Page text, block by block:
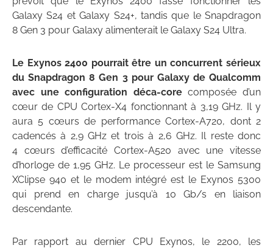
Galaxy S24 et Galaxy S24+, tandis que le Snapdragon
8 Gen 3 pour Galaxy alimenterait le Galaxy S24 Ultra.
Le Exynos 2400 pourrait être un concurrent sérieux
du Snapdragon 8 Gen 3 pour Galaxy de Qualcomm
avec une configuration déca-corecomposée d’un
cœur de CPU Cortex-X4 fonctionnant à 3,19 GHz. Il y
aura 5 cœurs de performance Cortex-A720, dont 2
cadencés à 2,9 GHz et trois à 2,6 GHz. Il reste donc
4 cœurs d’efficacité Cortex-A520 avec une vitesse
d’horloge de 1,95 GHz. Le processeur est le Samsung
XClipse 940 et le modem intégré est le Exynos 5300
qui prend en charge jusqu’à 10 Gb/s en liaison
descendante.
Par rapport au dernier CPU Exynos, le 2200, les